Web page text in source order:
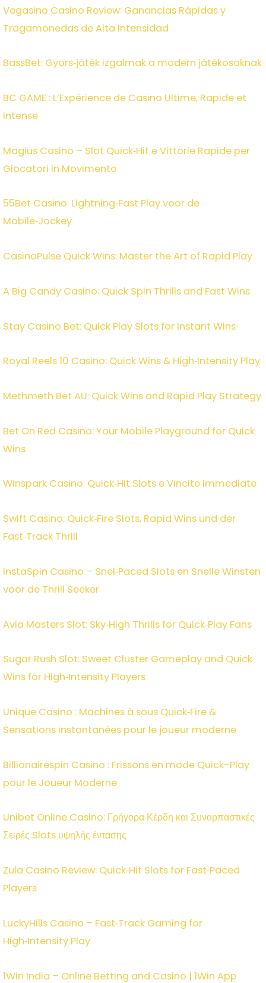
Vegasino Casino Review: Ganancias Rápidas y
Tragamonedas de Alta Intensidad
BassBet: Gyors‑játék izgalmak a modern játékosoknak
BC GAME : L’Expérience de Casino Ultime, Rapide et
Intense
Magius Casino – Slot Quick‑Hit e Vittorie Rapide per
Giocatori in Movimento
55Bet Casino: Lightning‑Fast Play voor de
Mobile‑Jockey
CasinoPulse Quick Wins: Master the Art of Rapid Play
A Big Candy Casino: Quick Spin Thrills and Fast Wins
Stay Casino Bet: Quick Play Slots for Instant Wins
Royal Reels 10 Casino: Quick Wins & High‑Intensity Play
Methmeth Bet AU: Quick Wins and Rapid Play Strategy
Bet On Red Casino: Your Mobile Playground for Quick
Wins
Winspark Casino: Quick‑Hit Slots e Vincite Immediate
Swift Casino: Quick‑Fire Slots, Rapid Wins und der
Fast‑Track Thrill
InstaSpin Casino – Snel‑Paced Slots en Snelle Winsten
voor de Thrill Seeker
Avia Masters Slot: Sky‑High Thrills for Quick‑Play Fans
Sugar Rush Slot: Sweet Cluster Gameplay and Quick
Wins for High‑Intensity Players
Unique Casino : Machines à sous Quick‑Fire &
Sensations instantanées pour le joueur moderne
Billionairespin Casino : Frissons en mode Quick-Play
pour le Joueur Moderne
Unibet Online Casino: Γρήγορα Κέρδη και Συναρπαστικές
Σειρές Slots υψηλής έντασης
Zula Casino Review: Quick‑Hit Slots for Fast‑Paced
Players
LuckyHills Casino – Fast‑Track Gaming for
High‑Intensity Play
1Win India – Online Betting and Casino | 1Win App